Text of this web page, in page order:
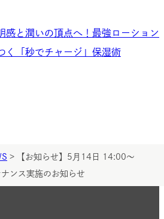
感と潤いの頂点へ！最強ローション
く「秒でチャージ」保湿術
>
【お知らせ】5月14日 14:00〜
ンス実施のお知らせ